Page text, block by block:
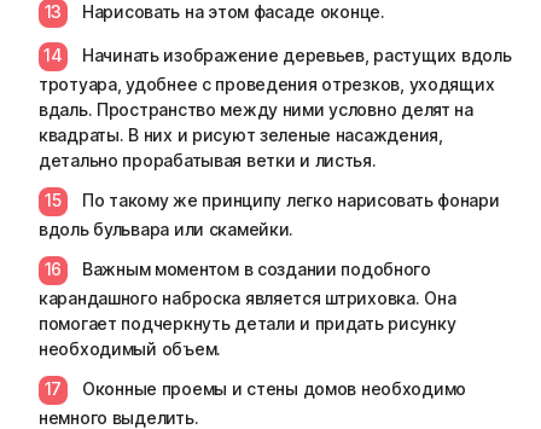
Нарисовать на этом фасаде оконце.
Начинать изображение деревьев, растущих вдоль
тротуара, удобнее с проведения отрезков, уходящих
вдаль. Пространство между ними условно делят на
квадраты. В них и рисуют зеленые насаждения,
детально прорабатывая ветки и листья.
По такому же принципу легко нарисовать фонари
вдоль бульвара или скамейки.
Важным моментом в создании подобного
карандашного наброска является штриховка. Она
помогает подчеркнуть детали и придать рисунку
необходимый объем.
Оконные проемы и стены домов необходимо
немного выделить.